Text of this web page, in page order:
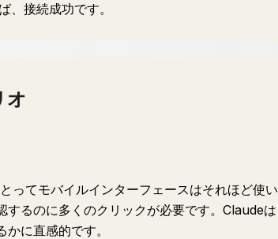
、接続成功です。
オ
ってモバイルインターフェースはそれほど使い
るのに多くのクリックが必要です。Claudeは
に直感的です。